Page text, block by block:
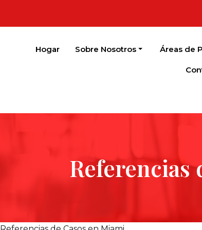
Hogar Sobre Nosotros Áreas de
Referencias